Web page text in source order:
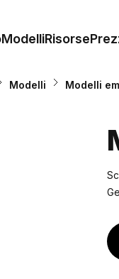
ModelliRisorse
Modelli Modelli